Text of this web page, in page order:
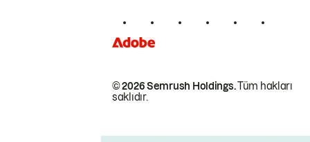
© 2026 Semrush Holdings.Tüm hakları
saklıdır.